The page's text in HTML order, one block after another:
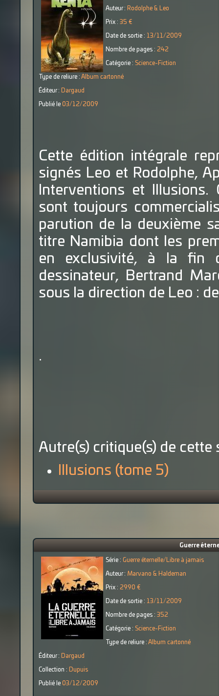
Auteur : Rodolphe & Leo
Prix : 35 €
Date de sortie : 13/11/2009
Nombre de pages : 242
Catégorie : Science-Fiction
Type de reliure : Album cartonné
Éditeur : Dargaud
Publié le 03/12/2009
Cette édition intégrale
signés Leo et Rodolphe,
Interventions et
sont toujours
parution de la deuxième
titre Namibia dont les
en exclusivité, à la fin
dessinateur, Bertrand
sous la direction de Leo :
.
Autre(s) critique(s) de cette
Illusions (tome 5)
Guerre
Série : Guerre éternelle/Libre à jamais
Auteur : Marvano & Haldeman
Prix : 29.90 €
Date de sortie : 13/11/2009
Nombre de pages : 352
Catégorie : Science-Fiction
Type de reliure : Album cartonné
Éditeur : Dargaud
Collection : Dupuis
Publié le 03/12/2009